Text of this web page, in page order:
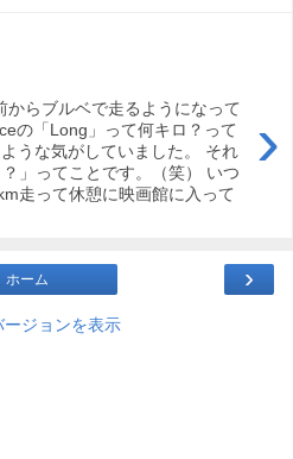
›
からブルベで走るようになって
の「Long」って何キロ？って
うな気がしていました。 それ
」ってことです。（笑） いつ
走って休憩に映画館に入って
›
ホーム
ージョンを表示